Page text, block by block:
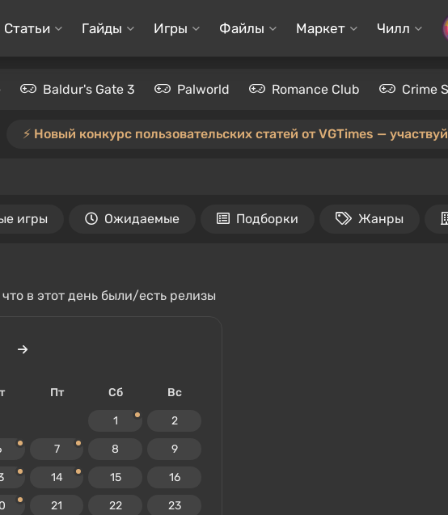
Статьи Гайды Игры Файлы Маркет Чилл
Baldur's Gate 3 Palworld Romance Club Crime
⚡️ Новый конкурс пользовательских статей от VGTimes —
игры Ожидаемые Подборки Жанры
в этот день были/есть релизы
Пт Сб Вс
1 2
7 8 9
14 15 16
21 22 23